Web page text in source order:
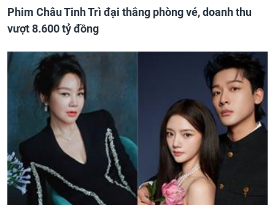
Phim Châu Tinh Trì đại thắng phòng vé, doanh thu
vượt 8.600 tỷ đồng